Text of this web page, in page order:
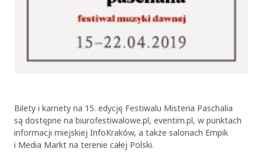
Bilety i karnety na 15. edycję Festiwalu Misteria Paschalia
są dostępne na biurofestiwalowe.pl, eventim.pl, w punktach
informacji miejskiej InfoKraków, a także salonach Empik
i Media Markt na terenie całej Polski.